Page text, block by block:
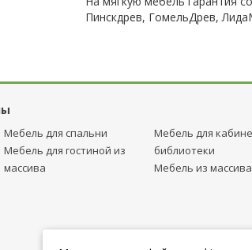
Пинскдрев, ГомельДрев,
Мебель для спальни
Мебель для гостиной из
массива
Мебель для
библиотеки
Мебель из массива